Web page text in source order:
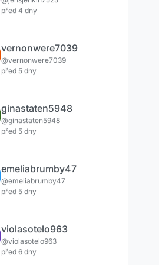
před 4 dny
vernonwere7039
@vernonwere7039
před 5 dny
ginastaten5948
@ginastaten5948
před 5 dny
emeliabrumby47
@emeliabrumby47
před 5 dny
violasotelo963
@violasotelo963
před 6 dny